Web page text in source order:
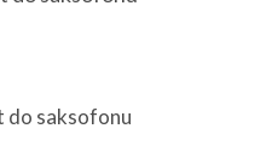
do saksofonu